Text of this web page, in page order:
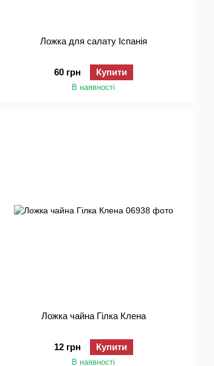
Ложка для салату Іспанія
60 грн Купити
В наявності
Ложка чайна Гілка Клена
12 грн Купити
В наявності